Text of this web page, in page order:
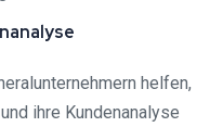
helfen,
ihre Kundenanalyse